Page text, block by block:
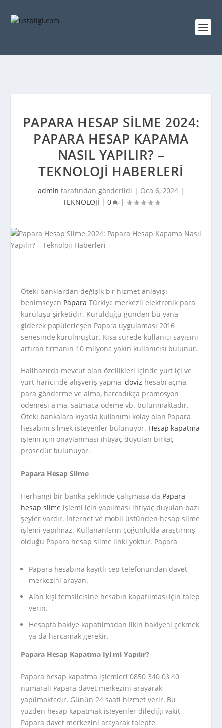
PAPARA HESAP SILME 2024:
PAPARA HESAP KAPAMA
NASIL YAPILIR? –
TEKNOLOJI HABERLERI
admin tarafından gönderildi | Oca 6, 2024 |
TEKNOLOJİ | 0 |
Öteki banklardan değişik bir hizmet anlayışı
benimseyen Papara Türkiye merkezli elektronik para
kuruluşu şirketidir. Kurulduğu günden bu yana
giderek popülerleşen Papara uygulaması 2016
senesinde kurulmuştur. Kısa sürede kullanıcı sayısını
artıran firmanın 10 milyona yakın kullanıcısı bulunur.
Halihazırda mevcut olan özellikleri içinde yurt içi ve
yurt haricinde alışveriş yapma,döviz hesabı açma,
para gönderme ve alma, harcadıkça promosyon
ödemesi alma, satmaca ödeme vb. bulunmaktadır.
Öteki bankalara kıyasla kullanımı kolay olan Papara
hesabını silmek isteyenler bulunuyor. Hesap kapatma
işlemi için onaylanması ihtiyaç duyulan birkaç
prosedür bulunuyor.
Papara Hesap Silme
Herhangi bir banka şeklinde çalışmasa da Papara
hesap silme işlemi için yapılması ihtiyaç duyulan bazı
şeyler vardır. İnternet ve mobil üstünden hesap silme
işlemi yapılmaz. Kullananların çoğunlukla araştırmış
olduğu Papara hesap silme linki yoktur. Papara
Papara hesabına kayıtlı cep telefonundan davet
merkezini arayan.
Alan kişi temsilcisine hesabın kapatılması için talep
verin.
Hesapta bakiye kapatılmadan ilkin bakiyeni çekmek
ya da harcamak gerekir.
Papara Hesap Kapatma Iyi mi Yapılır?
Papara hesap kapatma işlemleri 0850 340 03 40
numaralı Papara davet merkezini arayarak
yapılmaktadır. Günün 24 saati hizmet verir. Bu
yüzden hesap kapatmak isteyenler dilediği vakit
Papara davet merkezini arayarak talepte